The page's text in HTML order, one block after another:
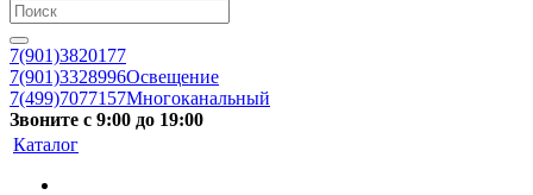
7(901)3820177
7(901)3328996Освещение
7(499)7077157Многоканальный
Звоните с 9:00 до 19:00
Каталог